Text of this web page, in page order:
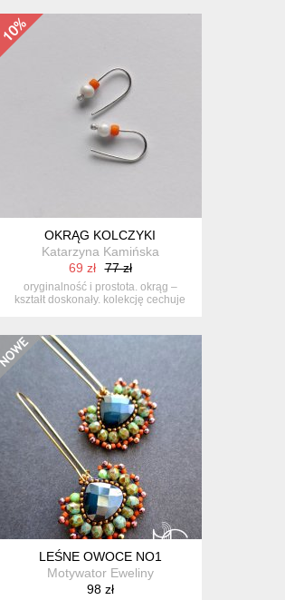
OKRĄG KOLCZYKI
Katarzyna Kamińska
69 zł
77 zł
oryginalność i prostota. okrąg –
kształt doskonały. kolekcję cechuje
LEŚNE OWOCE NO1
Motywator Eweliny
98 zł